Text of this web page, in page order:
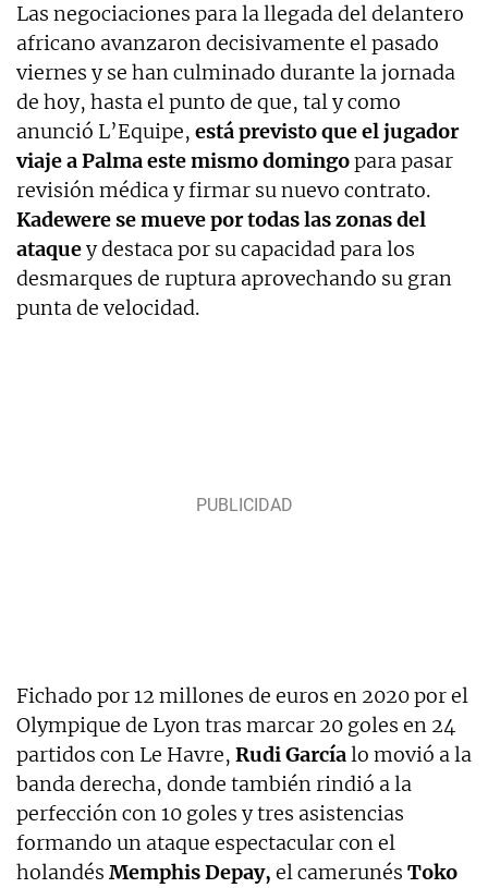
Las negociaciones para la llegada del delantero
africano avanzaron decisivamente el pasado
viernes y se han culminado durante la jornada
de hoy, hasta el punto de que, tal y como
anunció L’Equipe, está previsto que el jugador
viaje a Palma este mismo domingopara pasar
revisión médica y firmar su nuevo contrato.
Kadewere se mueve por todas las zonas del
ataquey destaca por su capacidad para los
desmarques de ruptura aprovechando su gran
punta de velocidad.
Fichado por 12 millones de euros en 2020 por el
Olympique de Lyon tras marcar 20 goles en 24
partidos con Le Havre, Rudi Garcíalo movió a la
banda derecha, donde también rindió a la
perfección con 10 goles y tres asistencias
formando un ataque espectacular con el
holandés Memphis Depay, el camerunés Toko